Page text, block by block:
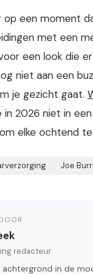
een moment
met een
een look die
niet aan een
je gezicht gaat.
2026 niet in
elke ochtend
Joe
redacteur
achtergrond in de